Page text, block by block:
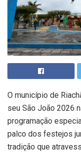
O município de
seu São João 2026
programação
palco dos festejos
tradição que